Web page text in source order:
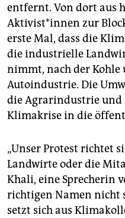
entfernt. Von dort aus
Aktivist*innen zur
erste Mal, dass die
die indu­strielle
nimmt, nach der Kohle
Autoin­dustrie. Die
die Agrarindustrie und
Klimakrise in die
„Unser Protest richtet
Landwirte oder die
Khali, eine Sprecherin
richtigen Namen nicht
setzt sich aus